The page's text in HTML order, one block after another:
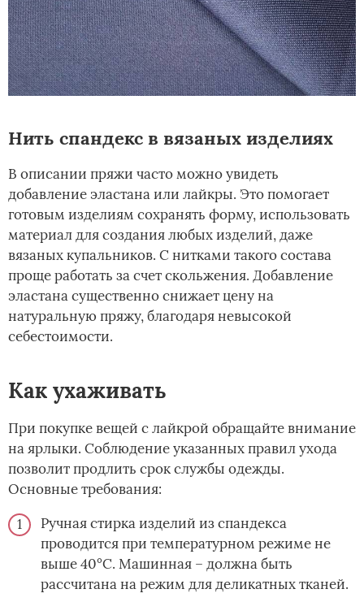
Нить спандекс в вязаных изделиях
В описании пряжи часто можно увидеть
добавление эластана или лайкры. Это помогает
готовым изделиям сохранять форму, использовать
материал для создания любых изделий, даже
вязаных купальников. C нитками такого состава
проще работать за счет скольжения. Добавление
эластана существенно снижает цену на
натуральную пряжу, благодаря невысокой
себестоимости.
Как ухаживать
При покупке вещей с лайкрой обращайте внимание
на ярлыки. Соблюдение указанных правил ухода
позволит продлить срок службы одежды.
Основные требования:
Ручная стирка изделий из спандекса
проводится при температурном режиме не
выше 40°C. Машинная – должна быть
рассчитана на режим для деликатных тканей.